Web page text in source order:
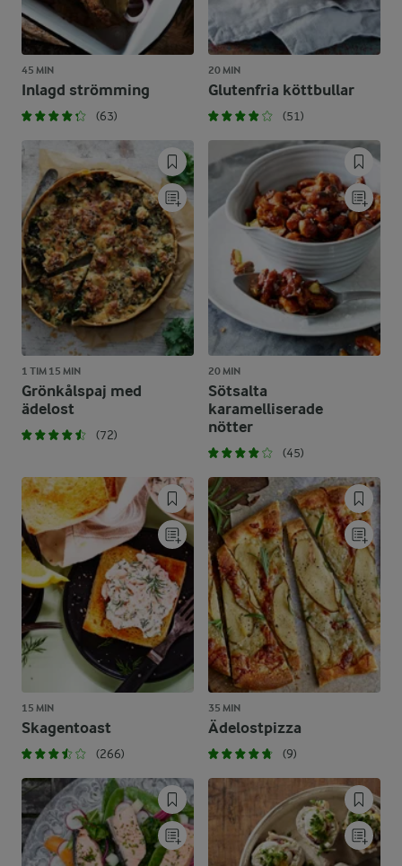
45 MIN
Inlagd strömming
(63)
20 MIN
Glutenfria köttbullar
(51)
1 TIM 15 MIN
Grönkålspaj med
ädelost
(72)
20 MIN
Sötsalta
karamelliserade
nötter
(45)
15 MIN
Skagentoast
(266)
35 MIN
Ädelostpizza
(9)